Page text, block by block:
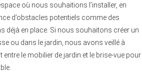
où nous souhaitions l’installer, en
d’obstacles potentiels comme des
déjà en place. Si nous souhaitons créer un
ou dans le jardin, nous avons veillé à
le mobilier de jardin et le brise-vue pour